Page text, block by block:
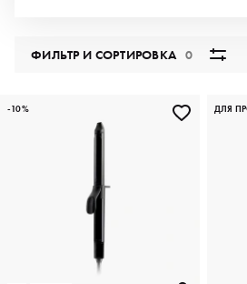
ФИЛЬТР И СОРТИРОВКА0
-10% ДЛЯ